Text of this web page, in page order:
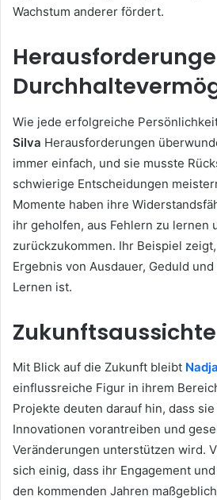
Wachstum anderer fördert.
Wie jede erfolgreiche
Silva Herausforderungen
immer einfach, und sie musste
schwierige Entscheidungen
Momente haben ihre
ihr geholfen, aus Fehlern zu lernen
zurückzukommen. Ihr Beispiel
Ergebnis von Ausdauer, Geduld
Lernen ist.
Mit Blick auf die Zukunft bleibt
einflussreiche Figur in ihrem
Projekte deuten darauf hin, dass
Innovationen vorantreiben und
Veränderungen unterstützen wird.
sich einig, dass ihr Engagement
den kommenden Jahren